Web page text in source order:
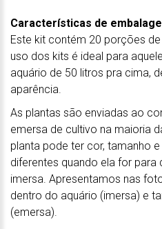
Características de
Este kit contém 20 porções
uso dos kits é ideal para
aquário de 50 litros pra cima,
aparência.
As plantas são enviadas ao
emersa de cultivo na maioria
planta pode ter cor, tamanho
diferentes quando ela for
imersa. Apresentamos nas
dentro do aquário (imersa) e
(emersa).